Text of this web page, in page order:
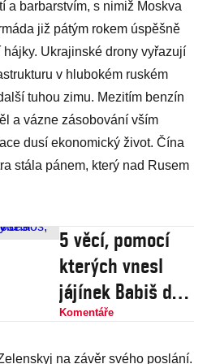
a barbarstvím, s nimiž Moskva
již pátým rokem úspěšně
Ukrajinské drony vyřazují
v hlubokém ruském
tuhou zimu. Mezitím benzín
a vázne zásobování vším
dusí ekonomický život. Čína
stála pánem, který nad Rusem
5 věcí, pomocí
kterých vnesl
jájínek Babiš do
politiky chaos,
Komentáře
na závěr svého poslání.